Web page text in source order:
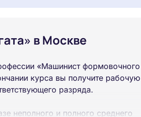
в Москве
«Машинист формовочного
курса вы получите рабочую
разряда.
неполного и полного среднего